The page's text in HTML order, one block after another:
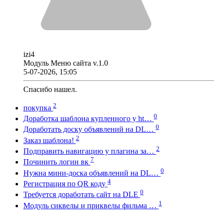
izi4
Модуль Меню сайта v.1.0
5-07-2026, 15:05
Спасибо нашел.
покупка 2
Доработка шаблона купленного у ht… 0
Доработать доску объявлений на DL… 0
Заказ шаблона! 2
Подправить навигацию у плагина за… 2
Починить логин вк 7
Нужна мини-доска объявлений на DL… 0
Регистрация по QR коду 4
Требуется доработать сайт на DLE 0
Модуль сиквелы и приквелы фильма … 1